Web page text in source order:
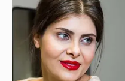
И снова невеста